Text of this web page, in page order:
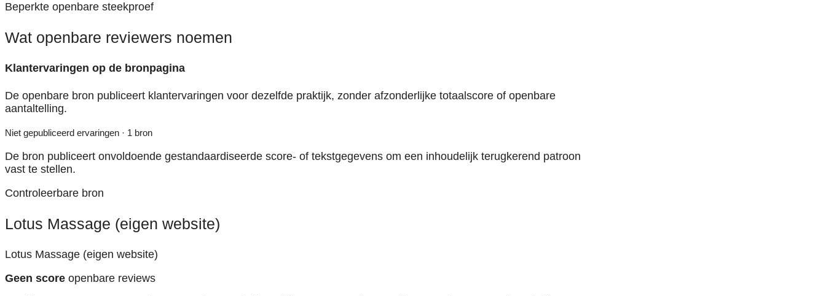
Beperkte openbare steekproef
Wat openbare reviewers noemen
Klantervaringen op de bronpagina
De openbare bron publiceert klantervaringen voor dezelfde praktijk, zonder afzonderlijke totaalscore of openbare
aantaltelling.
Niet gepubliceerd ervaringen · 1 bron
De bron publiceert onvoldoende gestandaardiseerde score- of tekstgegevens om een inhoudelijk terugkerend patroon
vast te stellen.
Controleerbare bron
Lotus Massage (eigen website)
Lotus Massage (eigen website)
Geen score openbare reviews